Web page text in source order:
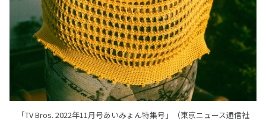
「TV Bros. 2022年11月号あいみょん特集号」（東京ニュース通信社